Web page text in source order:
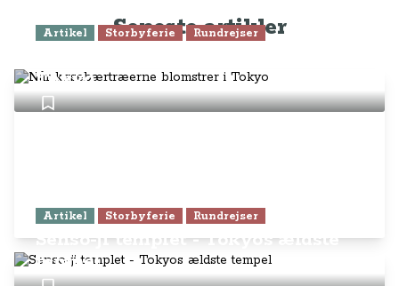
Seneste artikler
Artikel Storbyferie Rundrejser
Tokyo
Artikel Storbyferie Rundrejser
Senso-ji templet - Tokyos ældste
tempel